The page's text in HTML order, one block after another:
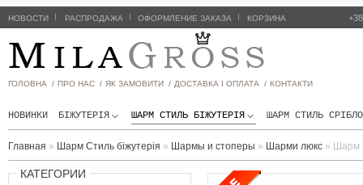
НОВОСТИ РАСПРОДАЖА ОФОРМЛЕНИЕ ЗАКАЗА КОРЗИНА
ГОЛОВНА / ПРО НАС / ЯК ЗАМОВИТИ / ДОСТАВКА І ОПЛАТА / КОНТАКТИ
НОВИНКИ БІЖУТЕРІЯ ШАРМ СТИЛЬ БIЖУТЕРIЯ ШАРМ СТИЛЬ СРІБЛО
Главная » Шарм Стиль бiжутерiя » Шармы и стоперы » Шарми люкс » Шарм
КАТЕГОРИИ